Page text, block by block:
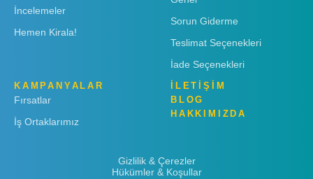
İncelemeler
Hemen Kirala!
Sorun Giderme
Teslimat Seçenekleri
İade Seçenekleri
KAMPANYALAR
Fırsatlar
İş Ortaklarımız
İLETİŞİM
BLOG
HAKKIMIZDA
Gizlilik & Çerezler
Hükümler & Koşullar